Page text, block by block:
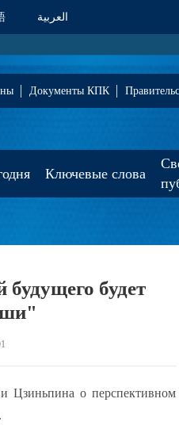
العربية
Документы КПК
Ключевые слова
будет
Цзиньпина о перспективном